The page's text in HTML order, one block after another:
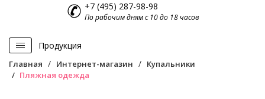
+7 (495) 287-98-98
По рабочим дням с 10 до 18 часов
Продукция
Главная Интернет-магазин
Купальники
Пляжная одежда